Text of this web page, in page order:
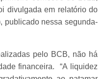
divulgada em relatório do
publicado nessa segunda-
pelo BCB, não há
financeira. “A liquidez